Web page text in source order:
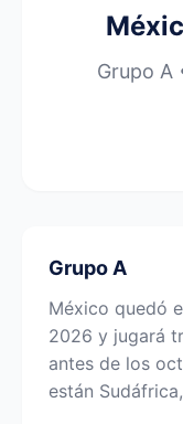
Grupo A
Grupo A
México quedó
2026 y jugará
antes de los
están